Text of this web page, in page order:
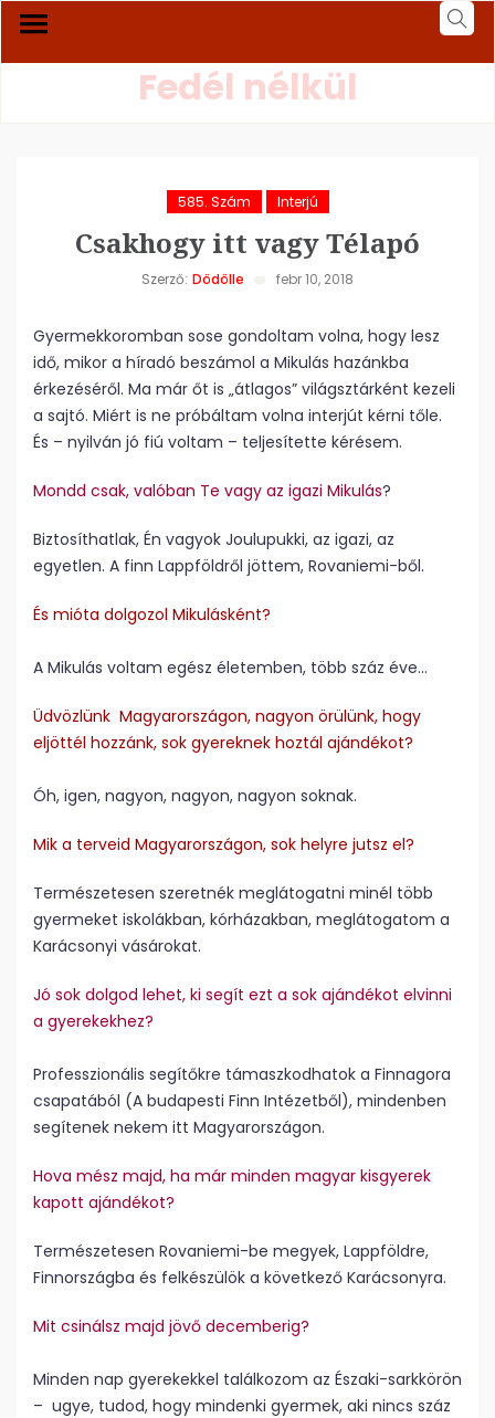
Fedél nélkül
585. Szám Interjú
Csakhogy itt vagy Télapó
Szerző: Dödölle febr 10, 2018
Gyermekkoromban sose gondoltam volna, hogy lesz
idő, mikor a híradó beszámol a Mikulás hazánkba
érkezéséről. Ma már őt is „átlagos” világsztárként kezeli
a sajtó. Miért is ne próbáltam volna interjút kérni tőle.
És – nyilván jó fiú voltam – teljesítette kérésem.
Mondd csak, valóban Te vagy az igazi Mikulás?
Biztosíthatlak, Én vagyok Joulupukki, az igazi, az
egyetlen. A finn Lappföldről jöttem, Rovaniemi-ből.
És mióta dolgozol Mikulásként?
A Mikulás voltam egész életemben, több száz éve…
Üdvözlünk Magyarországon, nagyon örülünk, hogy
eljöttél hozzánk, sok gyereknek hoztál ajándékot?
Óh, igen, nagyon, nagyon, nagyon soknak.
Mik a terveid Magyarországon, sok helyre jutsz el?
Természetesen szeretnék meglátogatni minél több
gyermeket iskolákban, kórházakban, meglátogatom a
Karácsonyi vásárokat.
Jó sok dolgod lehet, ki segít ezt a sok ajándékot elvinni
a gyerekekhez?
Professzionális segítőkre támaszkodhatok a Finnagora
csapatából (A budapesti Finn Intézetből), mindenben
segítenek nekem itt Magyarországon.
Hova mész majd, ha már minden magyar kisgyerek
kapott ajándékot?
Természetesen Rovaniemi-be megyek, Lappföldre,
Finnországba és felkészülök a következő Karácsonyra.
Mit csinálsz majd jövő decemberig?
Minden nap gyerekekkel találkozom az Északi-sarkkörön
– ugye, tudod, hogy mindenki gyermek, aki nincs száz